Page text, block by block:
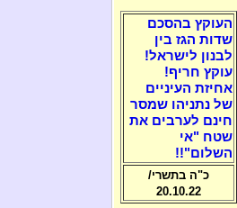
העוקץ בהסכם
שדות הגז בין
לבנון לישראל!
עוקץ חריף!
אחיזת העיניים
של נתניהו שמסר
חינם לערבים את
שטח "אי
השלום"!!
כ"ה בתשרי/
20.10.22